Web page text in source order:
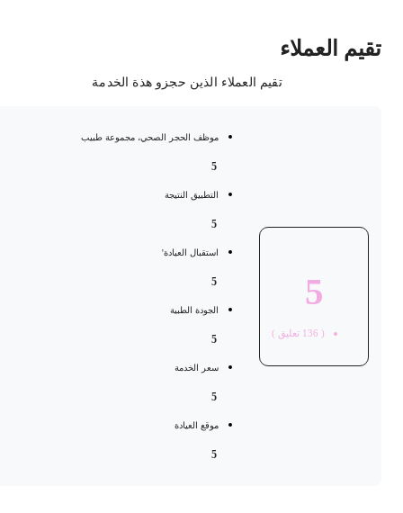
العملاء
تقيم العملاء الذين حجزو هذة الخدمة
136 تعليق )
موظف الحجر الصحي، مجموعة طبيب
التطبيق النتيجة
استقبال العيادة'
الجودة الطبية
سعر الخدمة
موقع العيادة